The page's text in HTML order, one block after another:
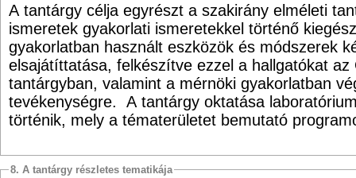
A tantárgy célja egyrészt a szakirány elméleti
ismeretek gyakorlati ismeretekkel történő
gyakorlatban használt eszközök és módszerek
elsajátíttatása, felkészítve ezzel a hallgatókat az
tantárgyban, valamint a mérnöki gyakorlatban
tevékenységre. A tantárgy oktatása
történik, mely a tématerületet bemutató
8. A tantárgy részletes tematikája